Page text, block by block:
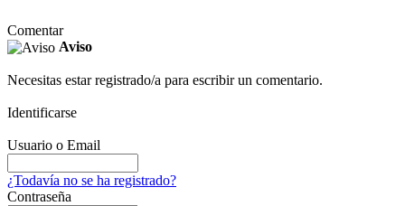
Comentar
Aviso
Necesitas estar registrado/a para escribir un comentario.
Identificarse
Usuario o Email
¿Todavía no se ha registrado?
Contraseña